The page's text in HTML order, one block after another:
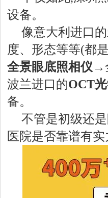
设备。
像意大利进口的
度、形态等等(都
全景眼底照相仪 →
波兰进口的OCT
备。
不管是初级还
医院是否靠谱有实